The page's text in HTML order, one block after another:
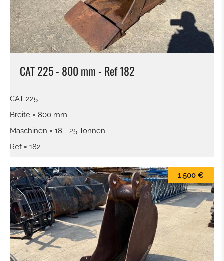
CAT 225 - 800 mm - Ref 182
CAT 225
Breite = 800 mm
Maschinen = 18 - 25 Tonnen
Ref = 182
1.500 €